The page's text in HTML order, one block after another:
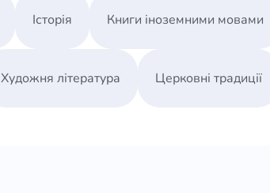
Історія Книги іноземними мовами
Художня література Церковні традиції